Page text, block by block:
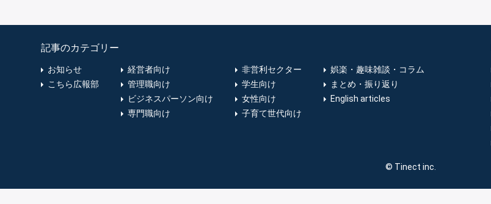
記事のカテゴリー
お知らせ
こちら広報部
経営者向け
管理職向け
ビジネスパーソン向け
専門職向け
非営利セクター
学生向け
女性向け
子育て世代向け
娯楽・趣味雑談・コラム
まとめ・振り返り
English articles
© Tinect inc.